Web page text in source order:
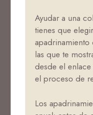
Ayudar a una
tienes que
apadrinamiento
las que te
desde el
el proceso de
Los